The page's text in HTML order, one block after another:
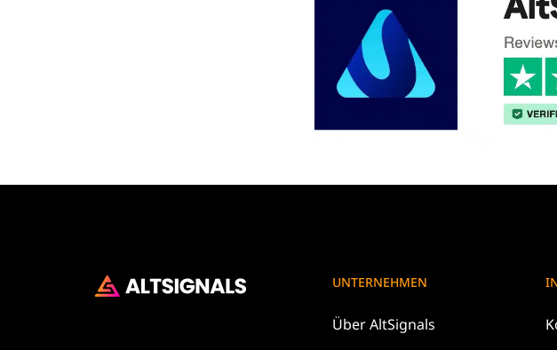
UNTERNEHMEN
ÜberAltSignals